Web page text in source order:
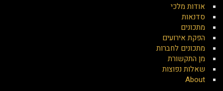
אודות מלכי
סדנאות
מתכונים
הפקת אירועים
מתכונים לחברות
מן התקשורת
שאלות נפוצות
About